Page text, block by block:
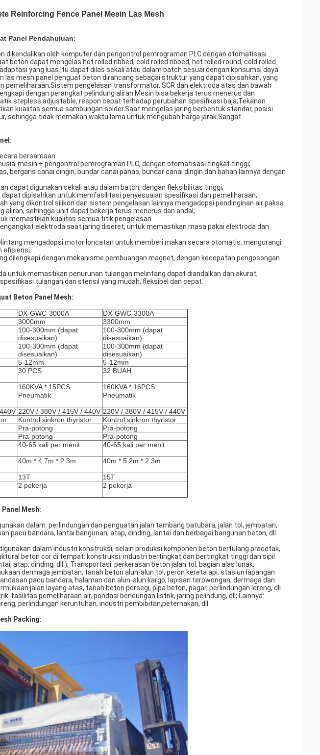
Reinforcing Fence Panel Mesin Las Mesh
Panel Pendahuluan:
dikendalikan oleh komputer dan pengontrol pemrograman PLC dengan otomatisasi
beton dapat mengelas hot rolled ribbed, cold rolled ribbed, hot rolled round, cold rolled
yang luas.Itu dapat dilas sekali atau dalam batch sesuai dengan konsumsi daya
las mesh panel penguat beton dirancang sebagai struktur yang dapat dipisahkan, yang
pemeliharaan.Sistem pengelasan transformator, SCR dan elektroda atas dan bawah
dengan perangkat pelindung aliran.Mesin bisa bekerja terus menerus dan
stepless adjustable, respon cepat terhadap perubahan spesifikasi baja;Tekanan
kualitas semua sambungan solder.Saat mengelas jaring berbentuk standar, posisi
sehingga tidak memakan waktu lama untuk mengubah harga jarak.Sangat
bersamaan.
mesin + pengontrol pemrograman PLC, dengan otomatisasi tingkat tinggi;
bergaris canai dingin, bundar canai panas, bundar canai dingin dan bahan lainnya dengan
dapat digunakan sekali atau dalam batch, dengan fleksibilitas tinggi;
dipisahkan untuk memfasilitasi penyesuaian spesifikasi dan pemeliharaan;
yang dikontrol silikon dan sistem pengelasan lainnya mengadopsi pendinginan air paksa
aliran, sehingga unit dapat bekerja terus menerus dan andal;
memastikan kualitas semua titik pengelasan.
elektroda saat jaring diseret, untuk memastikan masa pakai elektroda dan
mengadopsi motor loncatan untuk memberi makan secara otomatis, mengurangi
efisiensi.
dilengkapi dengan mekanisme pembuangan magnet, dengan kecepatan pengosongan
untuk memastikan penurunan tulangan melintang dapat diandalkan dan akurat;
tulangan dan stensil yang mudah, fleksibel dan cepat.
Beton Panel Mesh:
DX-GWC-3000A
DX-GWC-3300A
3000mm
3300mm
100-300mm (dapat
disesuaikan)
100-300mm (dapat
disesuaikan)
100-300mm (dapat
disesuaikan)
100-300mm (dapat
disesuaikan)
5-12mm
5-12mm
30 PCS 32 BUAH
160KVA * 15PCS
160KVA * 16PCS
Pneumatik Pneumatik
220V / 380V / 415V / 440V 220V / 380V / 415V / 440V
Kontrol sinkron thyristor
Kontrol sinkron thyristor
Pra-potong
Pra-potong
Pra-potong
Pra-potong
40-65 kali per menit 40-65 kali per menit
40m * 4.7m * 2.3m 40m * 5.2m * 2.3m
13T
15T
2 pekerja 2 pekerja
Mesh:
dalam: perlindungan dan penguatan jalan tambang batubara, jalan tol, jembatan,
pacu bandara, lantai bangunan, atap, dinding, lantai dan berbagai bangunan beton, dll.
dalam industri konstruksi, selain produksi komponen beton bertulang pracetak,
beton cor di tempat: konstruksi: industri bertingkat dan bertingkat tinggi dan sipil
atap, dinding, dll.); Transportasi: perkerasan beton jalan tol, bagian alas lunak,
dermaga jembatan, tanah beton alun-alun tol, peron kereta api, stasiun lapangan
pacu bandara, halaman dan alun-alun kargo, lapisan terowongan, dermaga dan
jalan layang atas, tanah beton persegi, pipa beton, pagar, perlindungan lereng, dll.
fasilitas pemeliharaan air, pondasi bendungan listrik, jaring pelindung, dll; Lainnya:
perlindungan keruntuhan, industri pembibitan,peternakan, dll.
Packing: